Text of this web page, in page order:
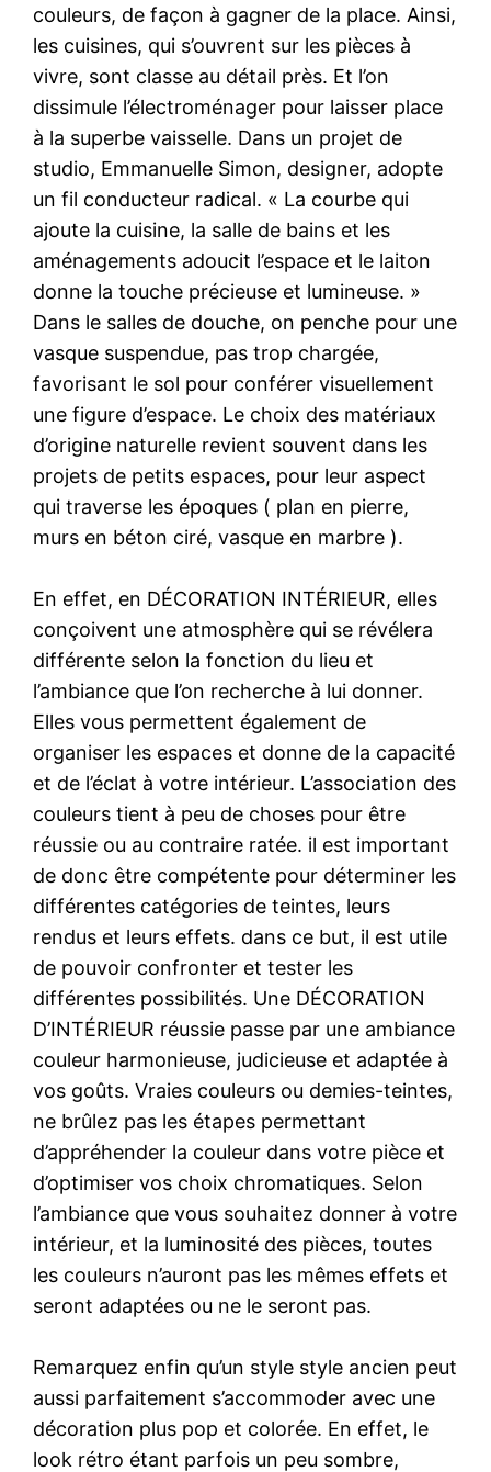
couleurs, de façon à gagner de la place. Ainsi,
les cuisines, qui s’ouvrent sur les pièces à
vivre, sont classe au détail près. Et l’on
dissimule l’électroménager pour laisser place
à la superbe vaisselle. Dans un projet de
studio, Emmanuelle Simon, designer, adopte
un fil conducteur radical. « La courbe qui
ajoute la cuisine, la salle de bains et les
aménagements adoucit l’espace et le laiton
donne la touche précieuse et lumineuse. »
Dans le salles de douche, on penche pour une
vasque suspendue, pas trop chargée,
favorisant le sol pour conférer visuellement
une figure d’espace. Le choix des matériaux
d’origine naturelle revient souvent dans les
projets de petits espaces, pour leur aspect
qui traverse les époques ( plan en pierre,
murs en béton ciré, vasque en marbre ).
En effet, en DÉCORATION INTÉRIEUR, elles
conçoivent une atmosphère qui se révélera
différente selon la fonction du lieu et
l’ambiance que l’on recherche à lui donner.
Elles vous permettent également de
organiser les espaces et donne de la capacité
et de l’éclat à votre intérieur. L’association des
couleurs tient à peu de choses pour être
réussie ou au contraire ratée. il est important
de donc être compétente pour déterminer les
différentes catégories de teintes, leurs
rendus et leurs effets. dans ce but, il est utile
de pouvoir confronter et tester les
différentes possibilités. Une DÉCORATION
D’INTÉRIEUR réussie passe par une ambiance
couleur harmonieuse, judicieuse et adaptée à
vos goûts. Vraies couleurs ou demies-teintes,
ne brûlez pas les étapes permettant
d’appréhender la couleur dans votre pièce et
d’optimiser vos choix chromatiques. Selon
l’ambiance que vous souhaitez donner à votre
intérieur, et la luminosité des pièces, toutes
les couleurs n’auront pas les mêmes effets et
seront adaptées ou ne le seront pas.
Remarquez enfin qu’un style style ancien peut
aussi parfaitement s’accommoder avec une
décoration plus pop et colorée. En effet, le
look rétro étant parfois un peu sombre,